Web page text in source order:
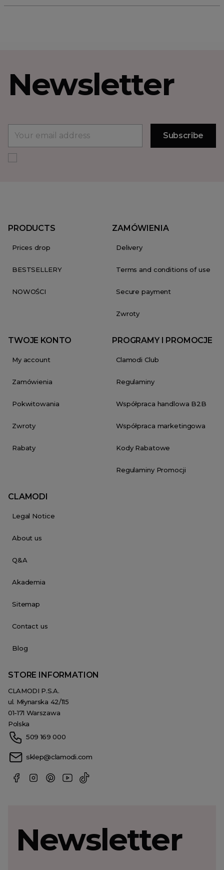
Newsletter
PRODUCTS
Prices drop
BESTSELLERY
NOWOŚCI
ZAMÓWIENIA
Delivery
Terms and conditions of use
Secure payment
Zwroty
TWOJE KONTO
My account
Zamówienia
Pokwitowania
Zwroty
Rabaty
PROGRAMY I PROMOCJE
Clamodi Club
Regulaminy
Współpraca handlowa B2B
Współpraca marketingowa
Kody Rabatowe
Regulaminy Promocji
CLAMODI
Legal Notice
About us
Q&A
Akademia
Sitemap
Contact us
Blog
STORE INFORMATION
CLAMODI P.S.A.
ul. Młynarska 42/115
01-171 Warszawa
Polska
509 169 000
sklep@clamodi.com
Newsletter